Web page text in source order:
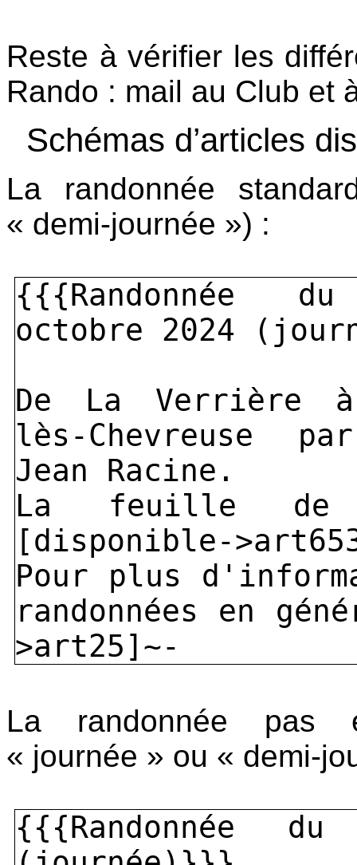
Reste à vérifier les
Rando : mail au Club et
Schémas d’articles
La randonnée
« demi-journée ») :
{{{Randonnée
octobre 2024
De La Verrière à
lès-Chevreuse
Jean Racine.
La feuille de
[disponible-
Pour plus
randonnées en
>art25]~-
La randonnée pas
« journée » ou « demi-
{{{Randonnée